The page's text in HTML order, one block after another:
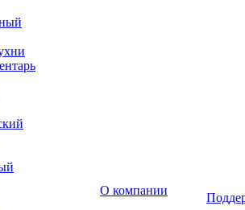
О компании